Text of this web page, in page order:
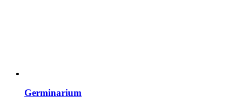
Germinarium